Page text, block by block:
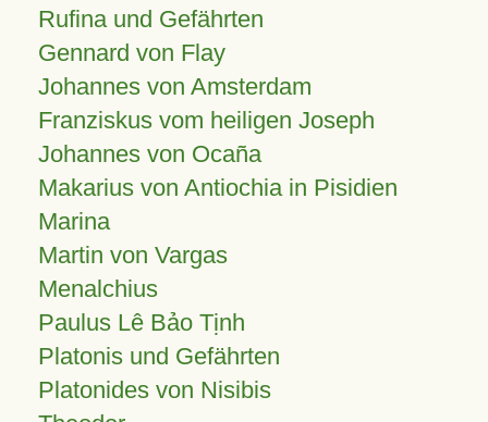
Rufina und Gefährten
Gennard von Flay
Johannes von Amsterdam
Franziskus vom heiligen Joseph
Johannes von Ocaña
Makarius von Antiochia in Pisidien
Marina
Martin von Vargas
Menalchius
Paulus Lê Bảo Tịnh
Platonis und Gefährten
Platonides von Nisibis